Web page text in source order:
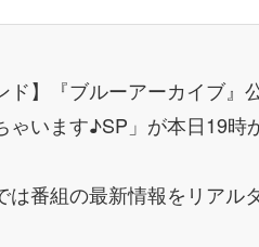
ド】『ブルーアーカイブ
ゃいます♪SP」が本日19時
は番組の最新情報をリアル